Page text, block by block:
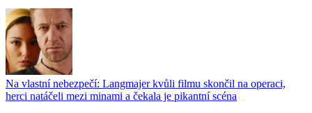
Na vlastní nebezpečí: Langmajer kvůli filmu skončil na operaci,
herci natáčeli mezi minami a čekala je pikantní scéna